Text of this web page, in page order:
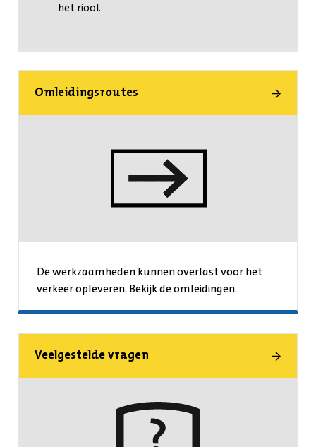
het riool.
Omleidingsroutes
De werkzaamheden kunnen overlast voor het
verkeer opleveren. Bekijk de omleidingen.
Veelgestelde vragen